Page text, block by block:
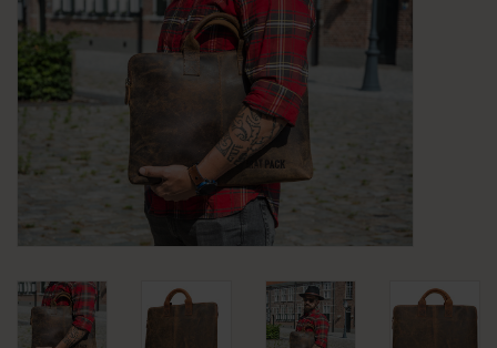
SHELBY BROTHERS
REISTASSEN
DOKTERSTASSEN